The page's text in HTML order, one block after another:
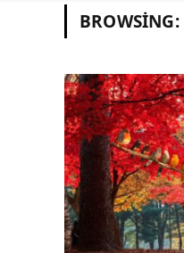
BROWSING: